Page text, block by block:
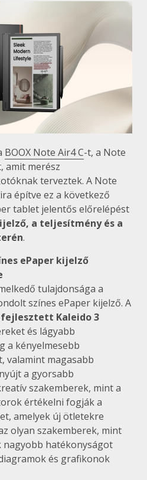
BOOX Note Air4 C-t, a Note
amit merész
terveztek. A Note
építve ez a következő
tablet jelentős előrelépést
a teljesítmény és a
.
ePaper kijelző
tulajdonsága a
színes ePaper kijelző. A
Kaleido 3
és lágyabb
a kényelmesebb
valamint magasabb
a gyorsabb
szakemberek, mint a
értékelni fogják a
amelyek új ötletekre
olyan szakemberek, mint
nagyobb hatékonyságot
és grafikonok